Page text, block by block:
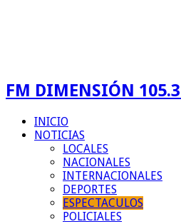
FM DIMENSIÓN
INICIO
NOTICIAS
LOCALES
NACIONALES
INTERNACIONALES
DEPORTES
ESPECTACULOS
POLICIALES